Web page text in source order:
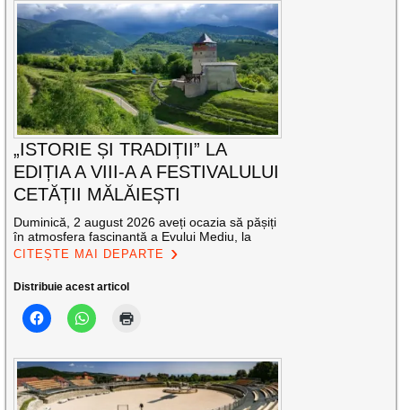
„ISTORIE ȘI TRADIȚII” LA
EDIȚIA A VIII-A A FESTIVALULUI
CETĂȚII MĂLĂIEȘTI
Duminică, 2 august 2026 aveți ocazia să pășiți
în atmosfera fascinantă a Evului Mediu, la
CITEȘTE MAI DEPARTE
Distribuie acest articol